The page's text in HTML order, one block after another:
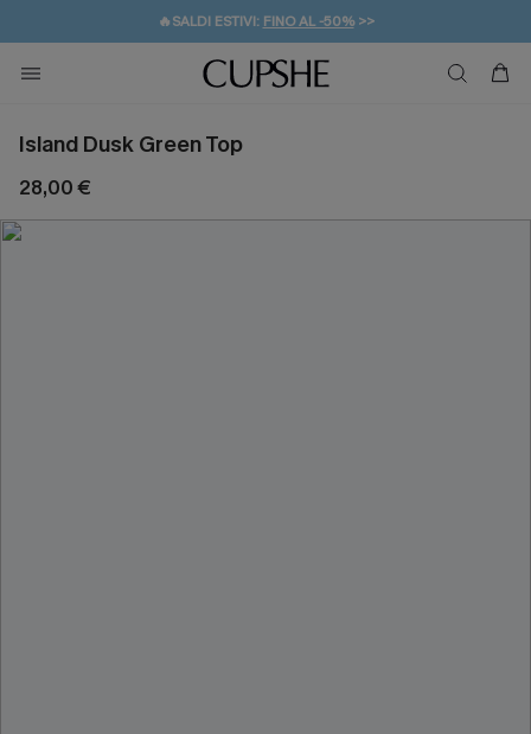
🔥SALDI ESTIVI: FINO AL -50%>>
🚚SPEDIZIONE GRATUITA DA 49€
💌REGALO PER I NUOVI: 20% DI SCONTO*
Island Dusk Green Top
28,00 €